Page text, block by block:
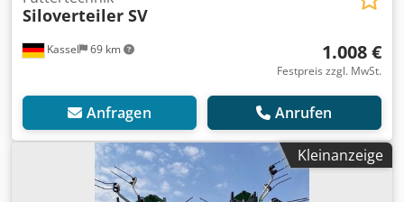
Kassel 69 km
Siloverteiler SV
1.008 €
Festpreis zzgl. MwSt.
Anfragen Anrufen
Kleinanzeige